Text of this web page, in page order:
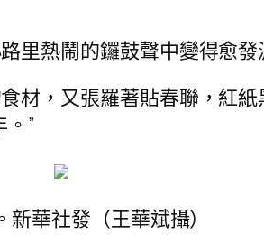
里熱鬧的鑼鼓聲中變得愈發
材，又張羅著貼春聯，紅
”
華社發（王華斌攝）